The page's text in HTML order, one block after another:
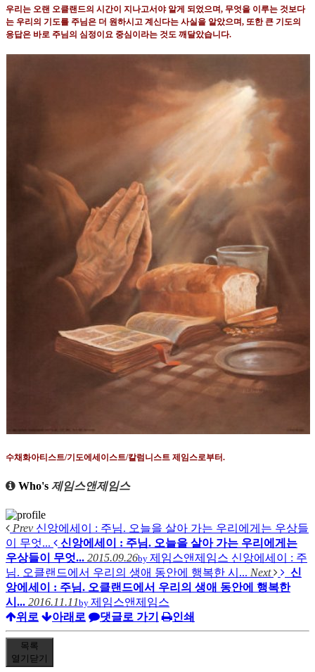
우리는 오랜 오클랜드의 시간이 지나고서야 알게 되었으며, 무엇을 이루는 것보다
는 우리의 기도를 주님은 더 원하시고 계신다는 사실을 알았으며, 또한 큰 기도의
응답은 바로 주님의 심정이요 중심이라는 것도 깨달았습니다.
수채화아티스트/기도에세이스트/칼럼니스트 제임스로부터.
Who's 제임스앤제임스
Prev 신앙에세이 : 주님. 오늘을 살아 가는 우리에게는 우상들
이 무엇...
신앙에세이 : 주님. 오늘을 살아 가는 우리에게는
우상들이 무엇... 2015.09.26by 제임스앤제임스 신앙에세이 : 주
님. 오클랜드에서 우리의 생애 동안에 행복한 시... Next
신
앙에세이 : 주님. 오클랜드에서 우리의 생애 동안에 행복한
시... 2016.11.11by 제임스앤제임스
위로
아래로 댓글로 가기 인쇄
목록
열기 닫기